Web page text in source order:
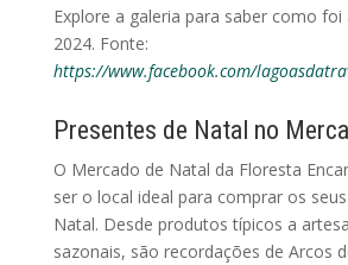
Explore a galeria para saber como foi
2024. Fonte:
https://www.facebook.com/
Presentes de Natal no
O Mercado de Natal da Floresta
ser o local ideal para comprar os
Natal. Desde produtos típicos a
sazonais, são recordações de Arcos